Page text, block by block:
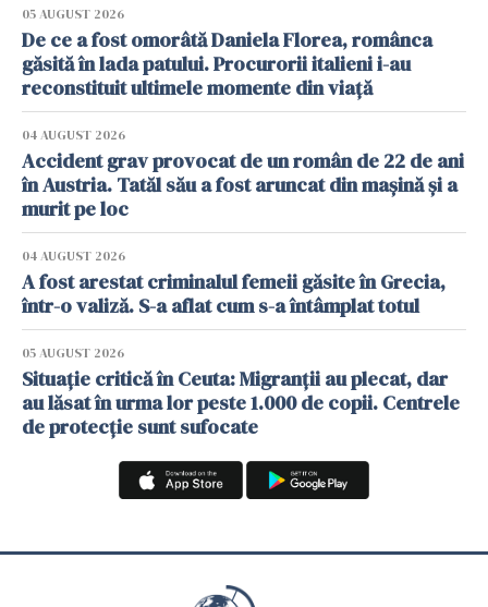
05 AUGUST 2026
De ce a fost omorâtă Daniela Florea, românca
găsită în lada patului. Procurorii italieni i-au
reconstituit ultimele momente din viață
04 AUGUST 2026
Accident grav provocat de un român de 22 de ani
în Austria. Tatăl său a fost aruncat din mașină și a
murit pe loc
04 AUGUST 2026
A fost arestat criminalul femeii găsite în Grecia,
într-o valiză. S-a aflat cum s-a întâmplat totul
05 AUGUST 2026
Situație critică în Ceuta: Migranții au plecat, dar
au lăsat în urma lor peste 1.000 de copii. Centrele
de protecție sunt sufocate